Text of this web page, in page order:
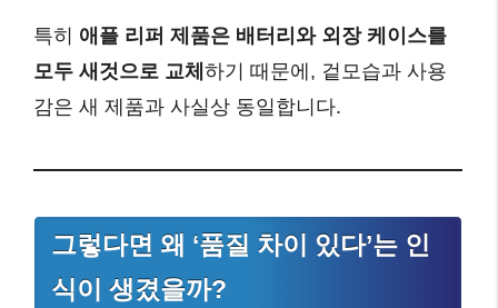
특히 애플 리퍼 제품은 배터리와 외장 케이스를
모두 새것으로 교체 하기 때문에, 겉모습과 사용
감은 새 제품과 사실상 동일합니다.
그렇다면 왜 ‘품질 차이 있다’는 인
식이 생겼을까?